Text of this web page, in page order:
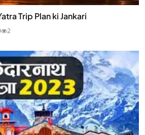
Trip Plan ki Jankari
2